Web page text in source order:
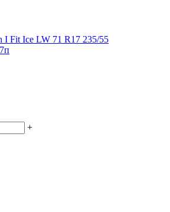
Fit Ice LW 71 R17 235/55
+